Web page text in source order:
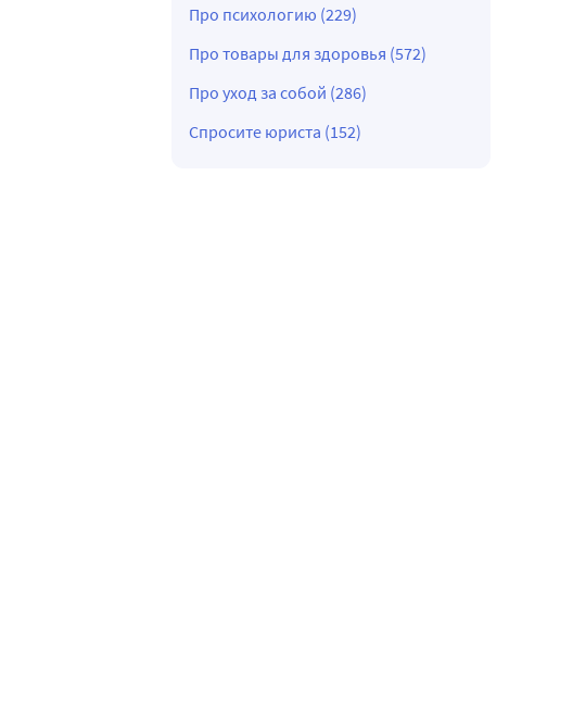
Про психологию (229)
Про товары для здоровья (572)
Про уход за собой (286)
Спросите юриста (152)